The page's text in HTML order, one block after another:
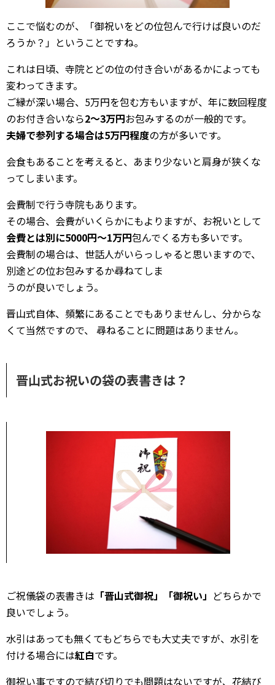
ここで悩むのが、「御祝いをどの位包んで行けば良いのだ
ろうか？」ということですね。
これは日頃、寺院とどの位の付き合いがあるかによっても
変わってきます。
ご縁が深い場合、5万円を包む方もいますが、年に数回程度
のお付き合いなら2～3万円お包みするのが一般的です。
夫婦で参列する場合は5万円程度の方が多いです。
会食もあることを考えると、あまり少ないと肩身が狭くな
ってしまいます。
会費制で行う寺院もあります。
その場合、会費がいくらかにもよりますが、お祝いとして
会費とは別に5000円～1万円包んでくる方も多いです。
会費制の場合は、世話人がいらっしゃると思いますので、
別途どの位お包みするか尋ねてしま
うのが良いでしょう。
晋山式自体、頻繁にあることでもありませんし、分からな
くて当然ですので、 尋ねることに問題はありません。
晋山式お祝いの袋の表書きは？
ご祝儀袋の表書きは 「晋山式御祝」「御祝い」 どちらかで
良いでしょう。
水引はあっても無くてもどちらでも大丈夫ですが、水引を
付ける場合には紅白です。
御祝い事ですので結び切りでも問題はないですが、花結び